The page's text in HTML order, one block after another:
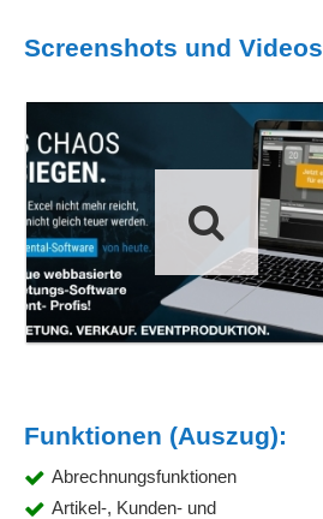
Screenshots und Videos
Funktionen (Auszug):
Abrechnungsfunktionen
Artikel-, Kunden- und